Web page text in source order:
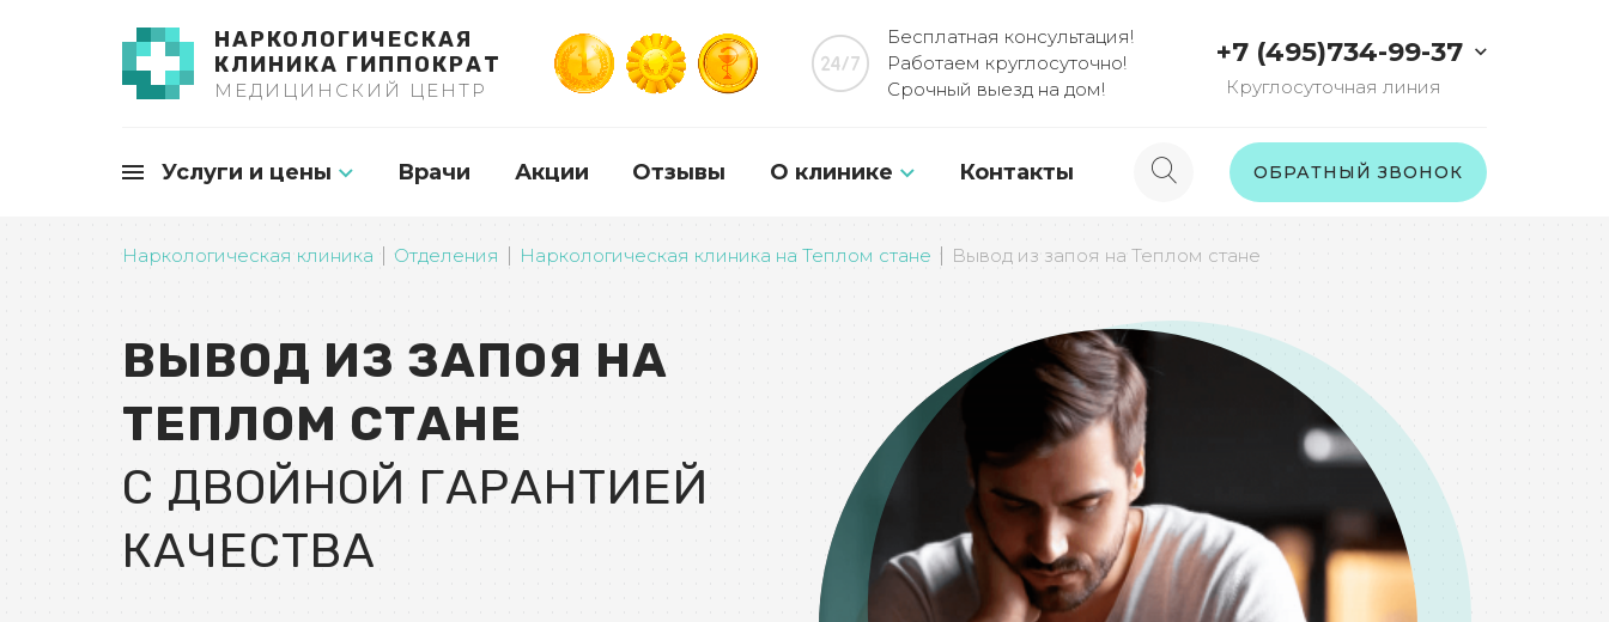
НАРКОЛОГИЧЕСКАЯ
КЛИНИКА ГИППОКРАТ
МЕДИЦИНСКИЙ ЦЕНТР
Бесплатная консультация!
Работаем круглосуточно!
Срочный выезд на дом!
+7 (495)734-99-37
Круглосуточная линия
Услуги и цены Врачи Акции Отзывы О клинике
О клинике Гиппократ
Независимые рейтинги
Программы лечения
База знаний
Контакты ОБРАТНЫЙ ЗВОНОК
Наркологическая клиника Отделения Наркологическая клиника на Теплом стане Вывод из запоя на Теплом стане
ВЫВОД ИЗ ЗАПОЯ НА
ТЕПЛОМ СТАНЕ
С ДВОЙНОЙ ГАРАНТИЕЙ
КАЧЕСТВА